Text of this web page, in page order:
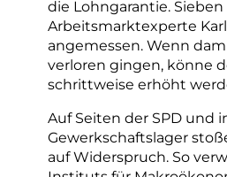
die Lohngarantie.
Arbeitsmarktexperte
angemessen. Wenn
verloren gingen, könne
schrittweise erhöht
Auf Seiten der SPD und
Gewerkschaftslager
auf Widerspruch. So